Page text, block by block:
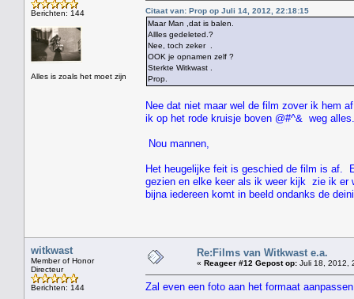
Berichten: 144
Alles is zoals het moet zijn
Citaat van: Prop op Juli 14, 2012, 22:18:15
Maar Man ,dat is balen.
Allles gedeleted.?
Nee, toch zeker .
OOK je opnamen zelf ?
Sterkte Witkwast .
Prop.
Nee dat niet maar wel de film zover ik hem
ik op het rode kruisje boven @#^& weg
Nou mannen,
Het heugelijke feit is geschied de film is af.
gezien en elke keer als ik weer kijk zie ik er
bijna iedereen komt in beeld ondanks de
witkwast
Member of Honor
Directeur
Berichten: 144
Re:Films van Witkwast e.a.
« Reageer #12 Gepost op: Juli 18, 2012,
Zal even een foto aan het formaat